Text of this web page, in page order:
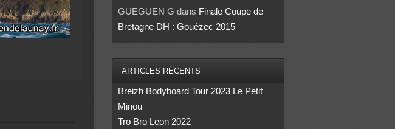
GUEGUEN G dans Finale Coupe de
Bretagne DH : Gouézec 2015
ARTICLES RÉCENTS
Breizh Bodyboard Tour 2023 Le Petit
Minou
Tro Bro Leon 2022